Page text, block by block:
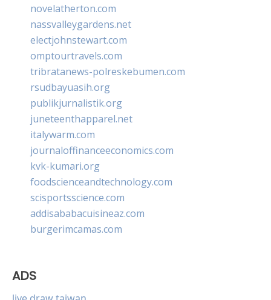
novelatherton.com
nassvalleygardens.net
electjohnstewart.com
omptourtravels.com
tribratanews-polreskebumen.com
rsudbayuasih.org
publikjurnalistik.org
juneteenthapparel.net
italywarm.com
journaloffinanceeconomics.com
kvk-kumari.org
foodscienceandtechnology.com
scisportsscience.com
addisababacuisineaz.com
burgerimcamas.com
ADS